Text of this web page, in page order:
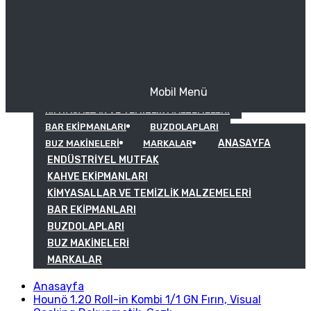
KIMYASALLAR VE TEMIZLIK MALZEMELERI
BAR EKIPMANLARI
BUZDOLAPLARI
BUZ MAKINELERI
MARKALAR
Mobil Menü
ANASAYFA
ENDÜSTRIYEL MUTFAK
KAHVE EKIPMANLARI
KIMYASALLAR VE TEMIZLIK MALZEMELERI
BAR EKIPMANLARI
BUZDOLAPLARI
BUZ MAKINELERI
MARKALAR
Anasayfa
Hounö 1.20 Roll-in Kombi 1/1 GN Fırın, Visual